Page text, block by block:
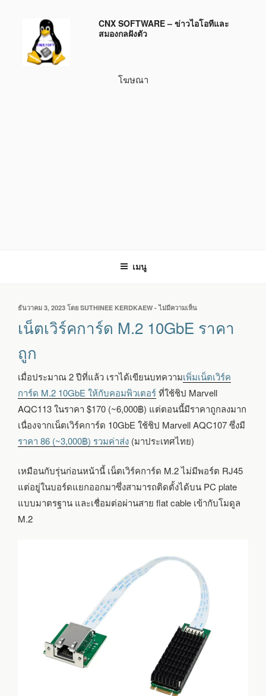
บทความ
CNX SOFTWARE – ข่าวไอโอทีและ
สมองกลฝังตัว
โฆษณา
เมนู
เขียน
ที่
ธันวาคม 3, 2023 โดย SUTHINEE KERDKAEW -ไม่มีความเห็น
การ์ด
ถูก
เน็ตเวิร์คการ์ด M.2 10GbE ราคา
ถูก
เมื่อประมาณ 2 ปีที่แล้ว เราได้เขียนบทความเพิ่มเน็ตเวิร์ค
การ์ด M.2 10GbE ให้กับคอมพิวเตอร์ที่ใช้ชิป Marvell
AQC113 ในราคา $170 (~6,000฿) แต่ตอนนี้มีราคาถูกลงมาก
เนื่องจากเน็ตเวิร์คการ์ด 10GbE ใช้ชิป Marvell AQC107 ซึ่งมี
ราคา 86 (~3,000฿) รวมค่าส่ง (มาประเทศไทย)
เหมือนกับรุ่นก่อนหน้านี้ เน็ตเวิร์คการ์ด M.2 ไม่มีพอร์ต RJ45
แต่อยู่ในบอร์ดแยกออกมาซึ่งสามารถติดตั้งได้บน PC plate
แบบมาตรฐาน และเชื่อมต่อผ่านสาย flat cable เข้ากับโมดูล
M.2